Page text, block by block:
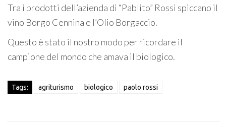
Tra i prodotti dell’azienda di “Pablito” Rossi spiccano il
vino Borgo Cennina e l’Olio Borgaccio.
Questo è stato il nostro modo per ricordare il
campione del mondo che amava il biologico.
Tags: agriturismo biologico paolo rossi